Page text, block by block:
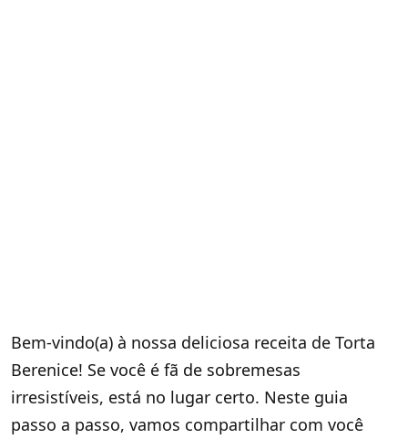
Bem-vindo(a) à nossa deliciosa receita de Torta
Berenice! Se você é fã de sobremesas
irresistíveis, está no lugar certo. Neste guia
passo a passo, vamos compartilhar com você